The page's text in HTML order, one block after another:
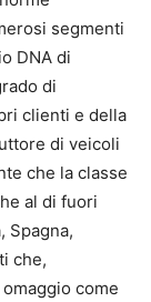
segmenti
DNA di
di
clienti e della
di veicoli
che la classe
al di fuori
Spagna,
che,
come